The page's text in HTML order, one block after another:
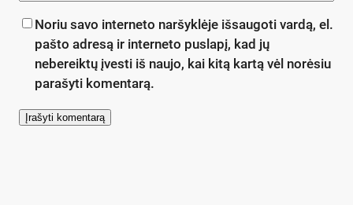
Noriu savo interneto naršyklėje išsaugoti vardą, el.
pašto adresą ir interneto puslapį, kad jų
nebereiktų įvesti iš naujo, kai kitą kartą vėl norėsiu
parašyti komentarą.